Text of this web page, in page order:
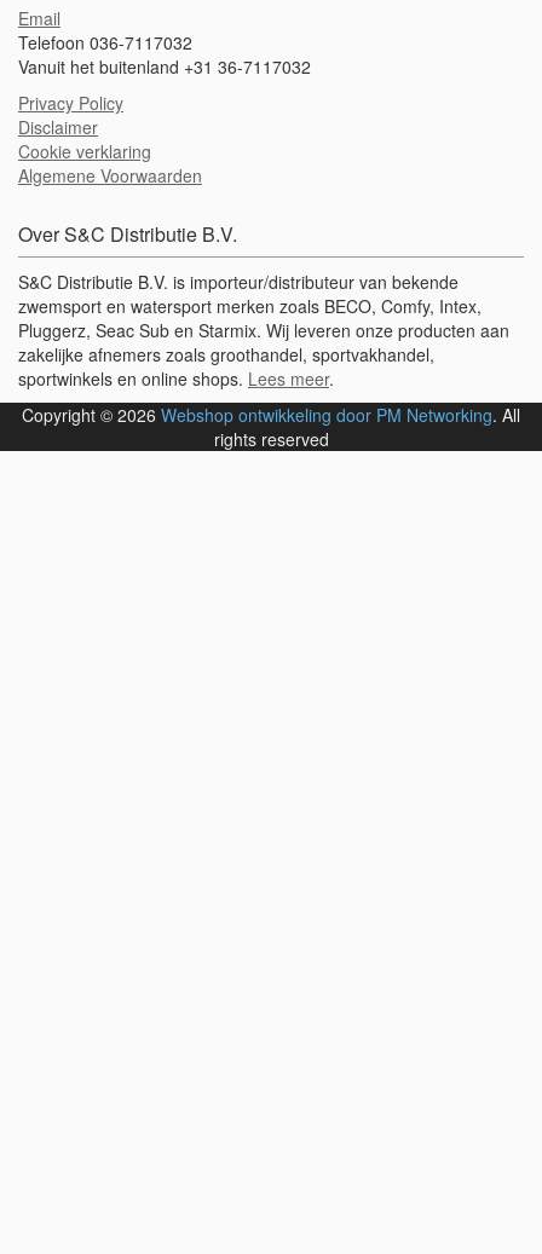
Email
Telefoon 036-7117032
Vanuit het buitenland +31 36-7117032
Privacy Policy
Disclaimer
Cookie verklaring
Algemene Voorwaarden
Over S&C Distributie B.V.
S&C Distributie B.V. is importeur/distributeur van bekende
zwemsport en watersport merken zoals BECO, Comfy, Intex,
Pluggerz, Seac Sub en Starmix. Wij leveren onze producten aan
zakelijke afnemers zoals groothandel, sportvakhandel,
sportwinkels en online shops. Lees meer.
Copyright © 2026 Webshop ontwikkeling door PM Networking. All
rights reserved